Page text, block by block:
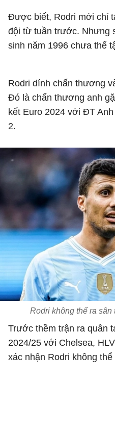
Được biết, Rodri mới chỉ
đội từ tuần trước. Nhưng
sinh năm 1996 chưa thể
Rodri dính chấn thương
Đó là chấn thương anh
kết Euro 2024 với ĐT
2.
Rodri không thể ra sân
Trước thềm trận ra quân
2024/25 với Chelsea,
xác nhận Rodri không